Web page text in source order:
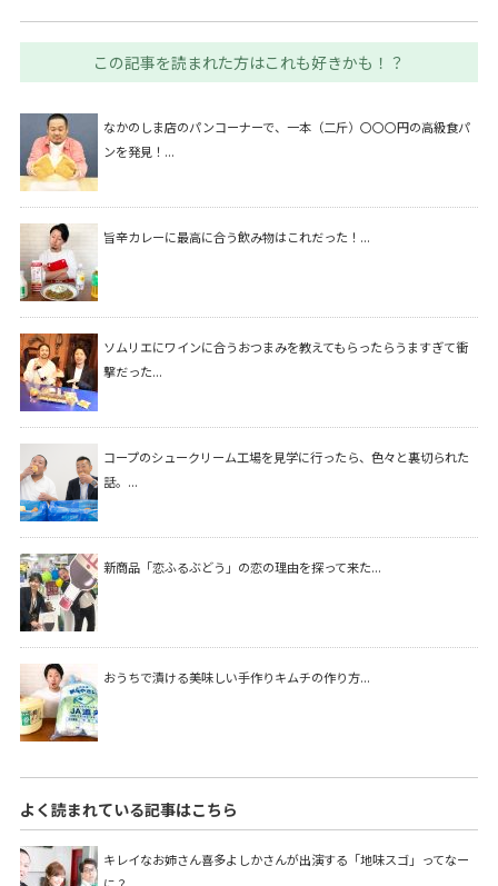
この記事を読まれた方はこれも好きかも！？
なかのしま店のパンコーナーで、一本（二斤）〇〇〇円の高級食パ
ンを発見！...
旨辛カレーに最高に合う飲み物はこれだった！...
ソムリエにワインに合うおつまみを教えてもらったらうますぎて衝
撃だった...
コープのシュークリーム工場を見学に行ったら、色々と裏切られた
話。...
新商品「恋ふるぶどう」の恋の理由を探って来た...
おうちで漬ける美味しい手作りキムチの作り方...
よく読まれている記事はこちら
キレイなお姉さん喜多よしかさんが出演する「地味スゴ」ってなー